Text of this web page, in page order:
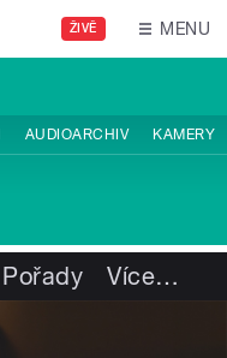
ŽIVĚ MENU
AUDIOARCHIV KAMERY
Pořady Více…